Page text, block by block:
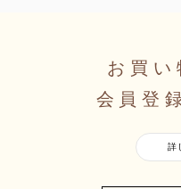
お買い
会員登